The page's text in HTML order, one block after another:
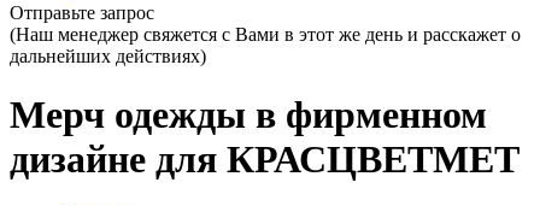
Отправьте запрос
(Наш менеджер свяжется с Вами в этот же день и расскажет о
дальнейших действиях)
Мерч одежды в фирменном
дизайне для КРАСЦВЕТМЕТ